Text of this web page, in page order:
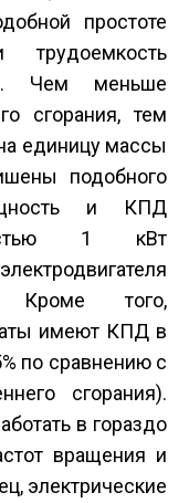
простоте
трудоемкость
Чем меньше
сгорания, тем
единицу массы
подобного
и КПД
1 кВт
того,
имеют КПД в
по сравнению с
сгорания).
в гораздо
вращения и
электрические